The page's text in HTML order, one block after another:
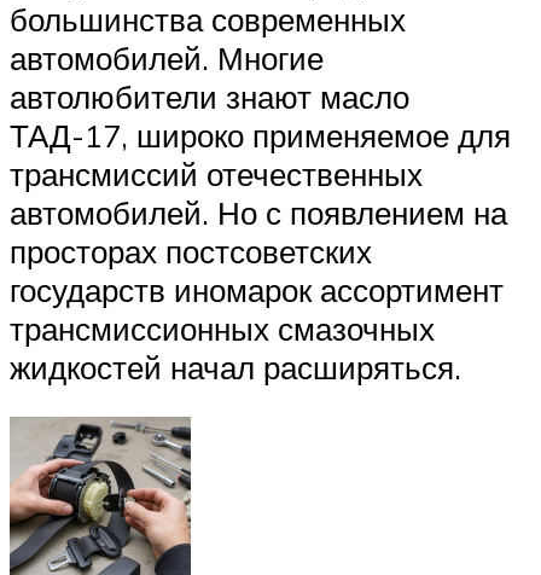
большинства современных
автомобилей. Многие
автолюбители знают масло
ТАД-17, широко применяемое для
трансмиссий отечественных
автомобилей. Но с появлением на
просторах постсоветских
государств иномарок ассортимент
трансмиссионных смазочных
жидкостей начал расширяться.